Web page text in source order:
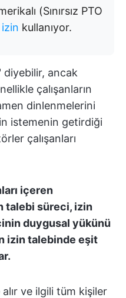
(Sınırsız PTO
kullanıyor.
diyebilir, ancak
çalışanların
dinlenmelerini
istemenin getirdiği
çalışanları
içeren
talebi süreci, izin
duygusal yükünü
izin talebinde eşit
ve ilgili tüm kişiler